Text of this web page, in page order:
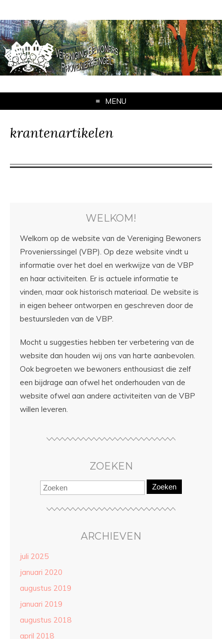
MENU
krantenartikelen
WELKOM!
Welkom op de website van de Vereniging Bewoners
Provenierssingel (VBP). Op deze website vindt u
informatie over het doel en werkwijze van de VBP
en haar activiteiten. Er is actuele informatie te
vinden, maar ook historisch materiaal. De website is
in eigen beheer ontworpen en geschreven door de
bestuursleden van de VBP.
Mocht u suggesties hebben ter verbetering van de
website dan houden wij ons van harte aanbevolen.
Ook begroeten we bewoners enthousiast die zelf
een bijdrage aan ofwel het onderhouden van de
website ofwel aan andere activiteiten van de VBP
willen leveren.
ZOEKEN
Zoeken
ARCHIEVEN
juli 2025
januari 2020
augustus 2019
januari 2019
augustus 2018
april 2018